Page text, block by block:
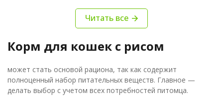
Читать все
Корм для кошек с рисом
может стать основой рациона, так как содержит
полноценный набор питательных веществ. Главное —
делать выбор с учетом всех потребностей питомца.